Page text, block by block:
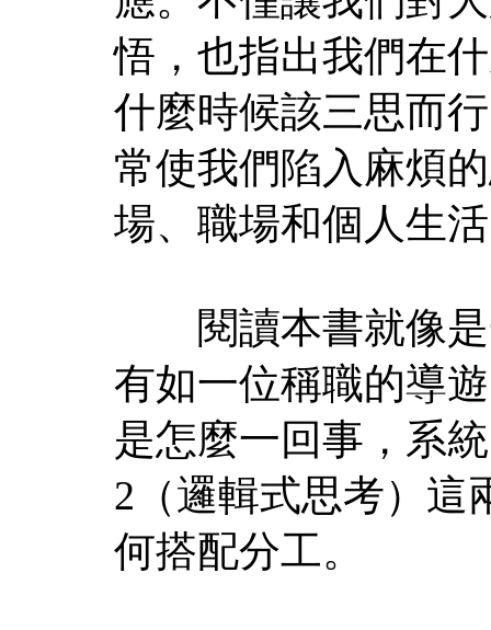
悟，也指出我們在
什麼時候該三思而
常使我們陷入麻煩
場、職場和個人生
閱讀本書就像是
有如一位稱職的導
是怎麼一回事，系
2（邏輯式思考）這
何搭配分工。